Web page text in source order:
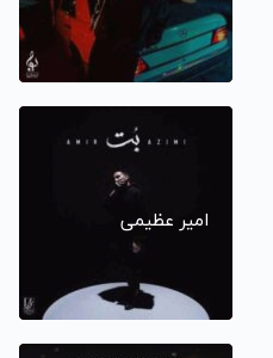
امیر عظیمی